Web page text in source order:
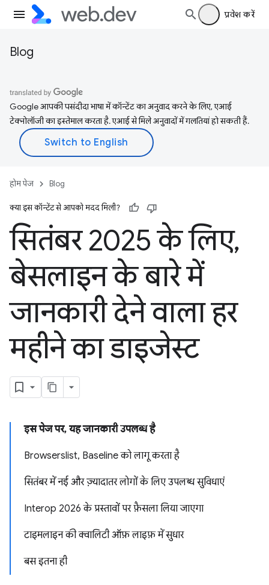
प्रवेश करें
Blog
Google आपकी पसंदीदा भाषा में कॉन्टेंट का अनुवाद करने के लिए, एआई
टेक्नोलॉजी का इस्तेमाल करता है. एआई से मिले अनुवादों में गलतियां हो सकती हैं.
होम पेज Blog
क्या इस कॉन्टेंट से आपको मदद मिली?
सितंबर 2025 के लिए,
बेसलाइन के बारे में
जानकारी देने वाला हर
महीने का डाइजेस्ट
इस पेज पर, यह जानकारी उपलब्ध है
Browserslist, Baseline को लागू करता है
सितंबर में नई और ज़्यादातर लोगों के लिए उपलब्ध सुविधाएं
Interop 2026 के प्रस्तावों पर फ़ैसला लिया जाएगा
टाइमलाइन की क्वालिटी ऑफ़ लाइफ़ में सुधार
बस इतना ही